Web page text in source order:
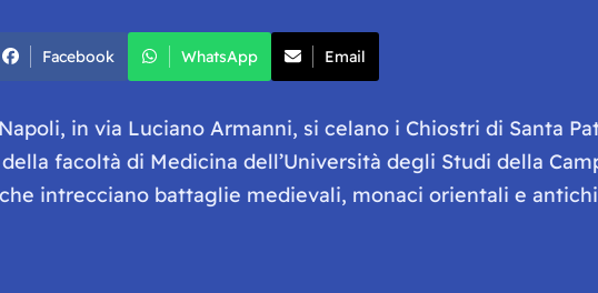
Facebook WhatsApp Email
in via Luciano Armanni, si celano i Chiostri di Santa
facoltà di Medicina dell’Università degli Studi della
intrecciano battaglie medievali, monaci orientali e